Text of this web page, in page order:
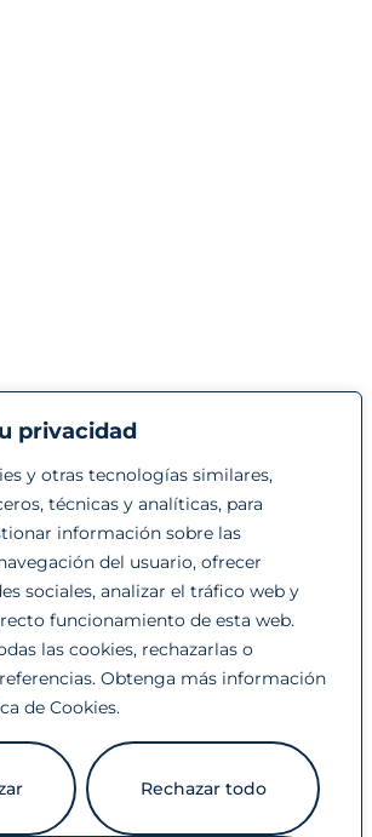
privacidad
y otras tecnologías similares,
técnicas y analíticas, para
información sobre las
del usuario, ofrecer
sociales, analizar el tráfico web y
funcionamiento de esta web.
las cookies, rechazarlas o
Obtenga más información
de Cookies.
Rechazar todo